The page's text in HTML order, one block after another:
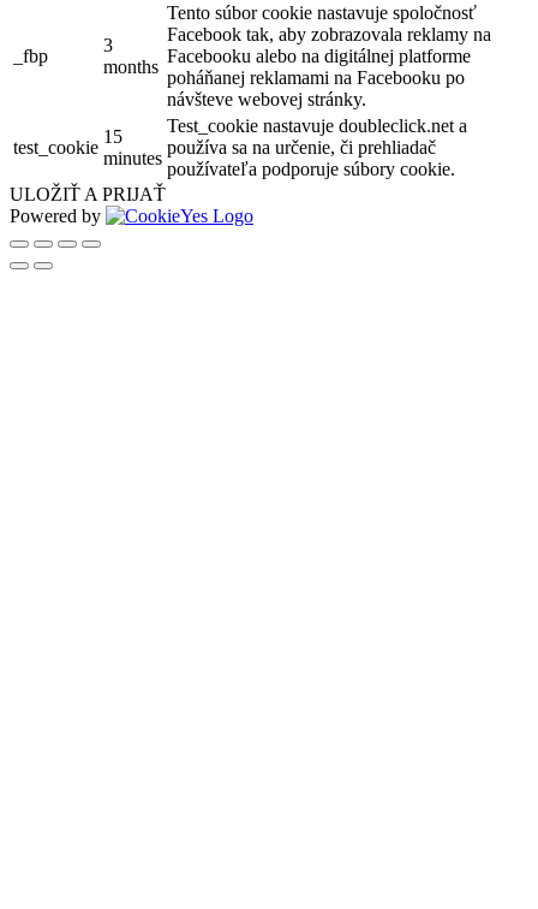
_fbp
3
months
Tento súbor cookie nastavuje spoločnosť
Facebook tak, aby zobrazovala reklamy na
Facebooku alebo na digitálnej platforme
poháňanej reklamami na Facebooku po
návšteve webovej stránky.
test_cookie
15
minutes
Test_cookie nastavuje doubleclick.net a
používa sa na určenie, či prehliadač
používateľa podporuje súbory cookie.
ULOŽIŤ A PRIJAŤ
Powered by